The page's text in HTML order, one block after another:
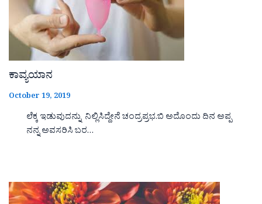
ಕಾವ್ಯಯಾನ
October 19, 2019
ಲೆಕ್ಕ ಇಡುವುದನ್ನು ನಿಲ್ಲಿಸಿದ್ದೇನೆ ಚಂದ್ರಪ್ರಭ.ಬಿ ಅದೊಂದು ದಿನ ಅಪ್ಪ
ನನ್ನ ಅವಸರಿಸಿ ಬರ…